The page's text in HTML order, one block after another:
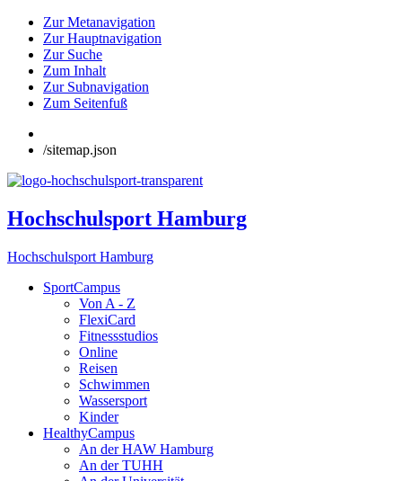
Zur Metanavigation
Zur Hauptnavigation
Zur Suche
Zum Inhalt
Zur Subnavigation
Zum Seitenfuß
/sitemap.json
Hochschulsport Hamburg
Hochschulsport Hamburg
SportCampus
Von A - Z
FlexiCard
Fitnessstudios
Online
Reisen
Schwimmen
Wassersport
Kinder
HealthyCampus
An der HAW Hamburg
An der TUHH